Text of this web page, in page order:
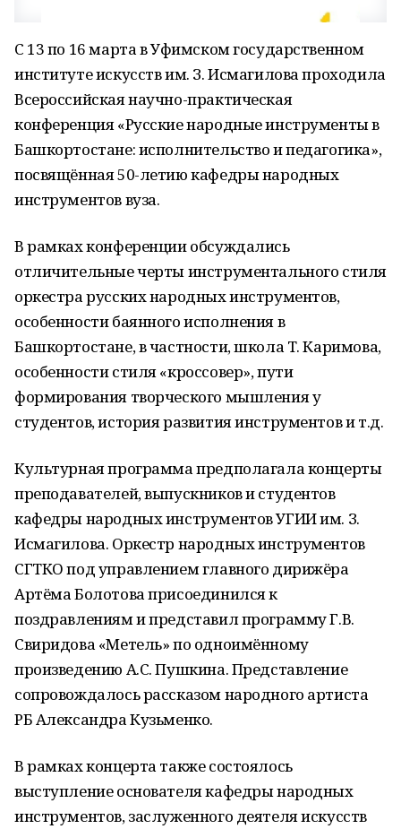
С 13 по 16 марта в Уфимском государственном
институте искусств им. З. Исмагилова проходила
Всероссийская научно-практическая
конференция «Русские народные инструменты в
Башкортостане: исполнительство и педагогика»,
посвящённая 50-летию кафедры народных
инструментов вуза.
В рамках конференции обсуждались
отличительные черты инструментального стиля
оркестра русских народных инструментов,
особенности баянного исполнения в
Башкортостане, в частности, школа Т. Каримова,
особенности стиля «кроссовер», пути
формирования творческого мышления у
студентов, история развития инструментов и т.д.
Культурная программа предполагала концерты
преподавателей, выпускников и студентов
кафедры народных инструментов УГИИ им. З.
Исмагилова. Оркестр народных инструментов
СГТКО под управлением главного дирижёра
Артёма Болотова присоединился к
поздравлениям и представил программу Г.В.
Свиридова «Метель» по одноимённому
произведению А.С. Пушкина. Представление
сопровождалось рассказом народного артиста
РБ Александра Кузьменко.
В рамках концерта также состоялось
выступление основателя кафедры народных
инструментов, заслуженного деятеля искусств